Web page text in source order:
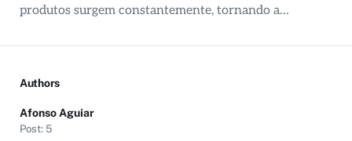
produtos surgem constantemente, tornando a…
Authors
Afonso Aguiar
Post: 5